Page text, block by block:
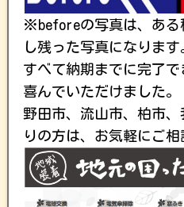
※beforeの写真は、ある
し残った写真になります
すべて納期までに完了
喜んでいただけました。
野田市、流山市、柏市
りの方は、お気軽にご相